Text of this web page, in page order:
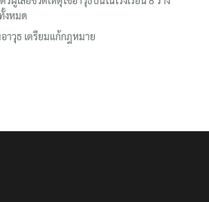
งหมด
าวุธ เตรียมแก้กฎหมาย